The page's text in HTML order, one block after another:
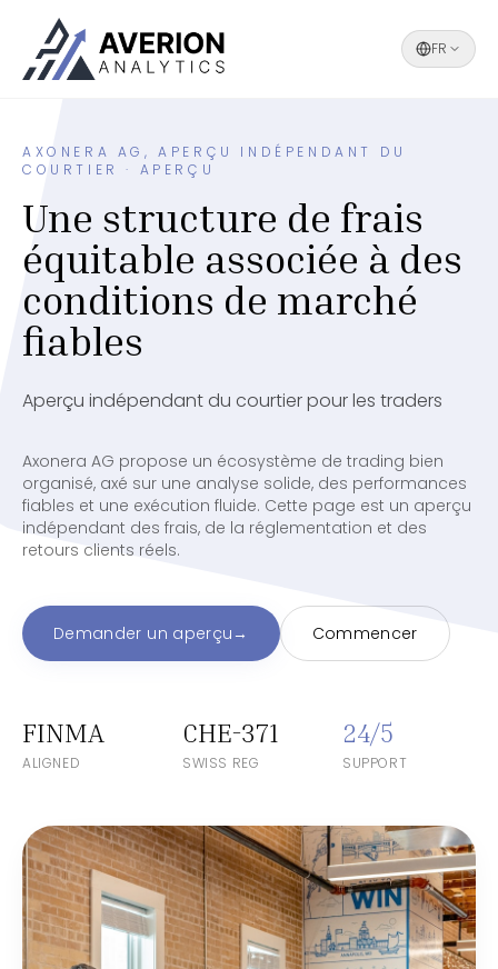
FR
AXONERA AG, APERÇU INDÉPENDANT DU
COURTIER · APERÇU
Une structure de frais
équitable associée à des
conditions de marché
fiables
Aperçu indépendant du courtier pour les traders
Axonera AG propose un écosystème de trading bien
organisé, axé sur une analyse solide, des performances
fiables et une exécution fluide. Cette page est un aperçu
indépendant des frais, de la réglementation et des
retours clients réels.
Demander un aperçu → Commencer
FINMA
ALIGNED
CHE-371
SWISS REG
24/5
SUPPORT